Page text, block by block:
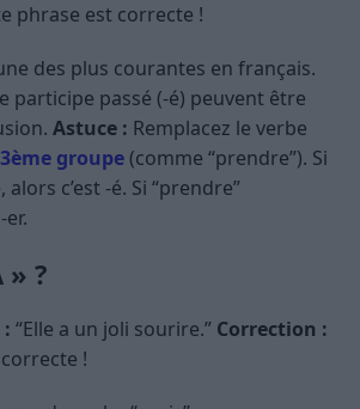
phrase est correcte !
des plus courantes en français.
participe passé (-é) peuvent être
Astuce : Remplacez le verbe
groupe (comme “prendre”). Si
c’est -é. Si “prendre”
» ?
“Elle a un joli sourire.” Correction :
!